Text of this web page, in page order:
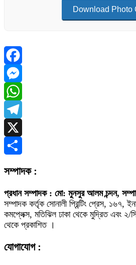
Download Photo
Facebook
Messenger
WhatsApp
Telegram
X
সম্পাদক :
প্রধান সম্পাদক : মো: মুনসুর আলম চন্দন,
সম্পাদক কর্তৃক সোনালী প্রিন্টিং প্রেস, ১৬৭,
কমপ্লেক্স, মতিঝিল ঢাকা থেকে মুদ্রিত এবং ২/
থেকে প্রকাশিত ।
যোগাযোগ :